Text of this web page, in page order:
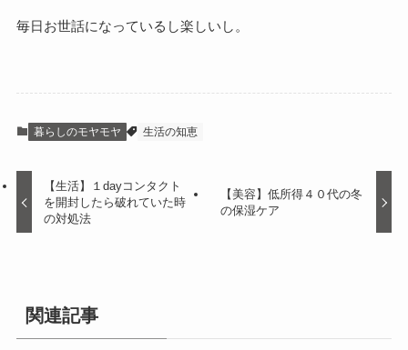
毎日お世話になっているし楽しいし。
暮らしのモヤモヤ 生活の知恵
【生活】１dayコンタクト
を開封したら破れていた時
の対処法
【美容】低所得４０代の冬
の保湿ケア
関連記事